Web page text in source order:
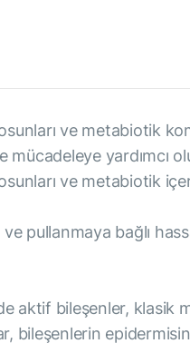
ve metabiotik
yardımcı
ve metabiotik
pullanmaya bağlı
aktif bileşenler, klasik
bileşenlerin